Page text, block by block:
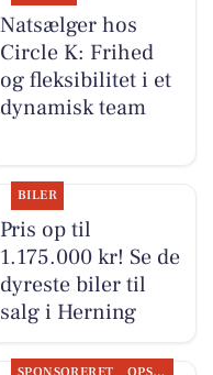
Natsælger hos
Circle K: Frihed
og fleksibilitet i et
dynamisk team
BILER
Pris op til
1.175.000 kr! Se de
dyreste biler til
salg i Herning